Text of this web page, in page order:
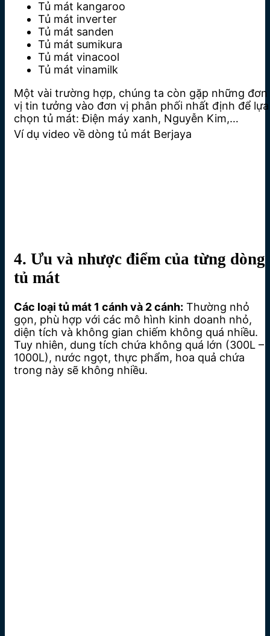
Tủ mát kangaroo
Tủ mát inverter
Tủ mát sanden
Tủ mát sumikura
Tủ mát vinacool
Tủ mát vinamilk
Một vài trường hợp, chúng ta còn gặp những đơn
vị tin tưởng vào đơn vị phân phối nhất định để lựa
chọn tủ mát: Điện máy xanh, Nguyễn Kim,…
Ví dụ video về dòng tủ mát Berjaya
4. Ưu và nhược điểm của từng dòng
tủ mát
Các loại tủ mát 1 cánh và 2 cánh: Thường nhỏ
gọn, phù hợp với các mô hình kinh doanh nhỏ,
diện tích và không gian chiếm không quá nhiều.
Tuy nhiên, dung tích chứa không quá lớn (300L –
1000L), nước ngọt, thực phẩm, hoa quả chứa
trong này sẽ không nhiều.